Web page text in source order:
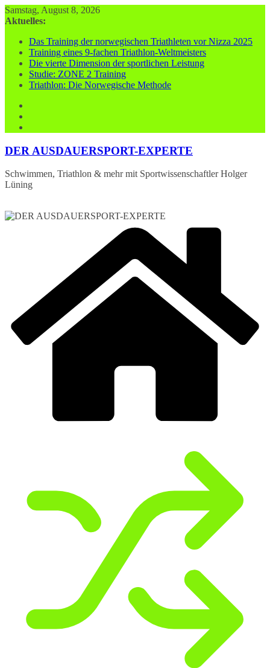
Zum
Inhalt
Samstag, August 8, 2026
Aktuelles:
Das Training der norwegischen Triathleten vor Nizza 2025
Training eines 9-fachen Triathlon-Weltmeisters
Die vierte Dimension der sportlichen Leistung
Studie: ZONE 2 Training
Triathlon: Die Norwegische Methode
DER AUSDAUERSPORT-EXPERTE
Schwimmen, Triathlon & mehr mit Sportwissenschaftler Holger
Lüning